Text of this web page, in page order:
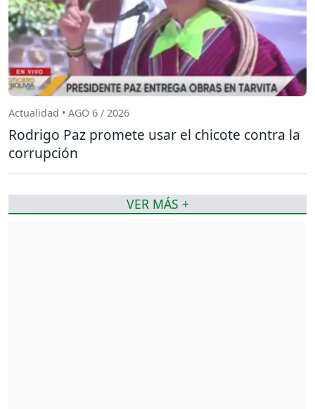
Actualidad • AGO 6 / 2026
Rodrigo Paz promete usar el chicote contra la
corrupción
VER MÁS +